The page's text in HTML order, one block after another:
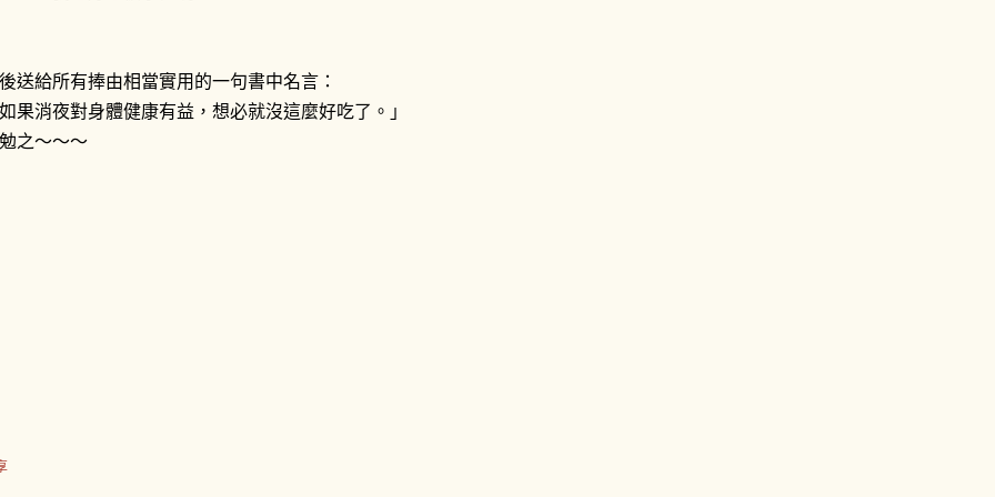
送給所有捧由相當實用的一句書中名言：
如果消夜對身體健康有益，想必就沒這麼好吃了。」
之～～～